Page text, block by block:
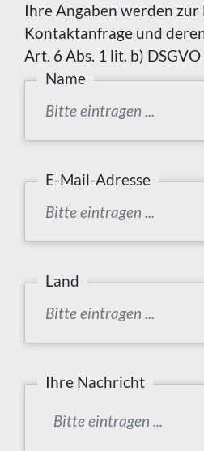
Ihre Angaben werden
Kontaktanfrage und
Art. 6 Abs. 1 lit. b)
Name
E-Mail-Adresse
Land
Ihre Nachricht